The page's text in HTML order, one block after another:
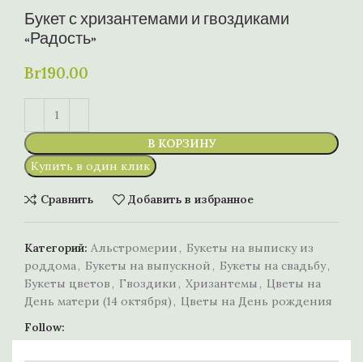
Букет с хризантемами и гвоздиками
«Радость»
Br190.00
В КОРЗИНУ
Купить в один клик
Сравнить Добавить в избранное
Категорий: Альстромерии , Букеты на выписку из
роддома, Букеты на выпускной , Букеты на свадьбу,
Букеты цветов , Гвоздики , Хризантемы , Цветы на
День матери (14 октября) , Цветы на День рождения
Follow: